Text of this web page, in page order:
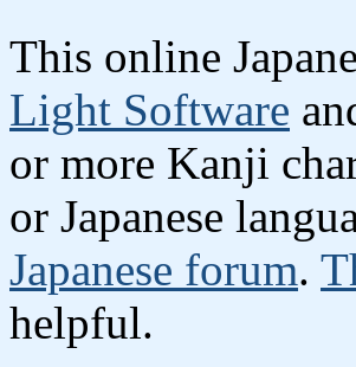
This online
Light Software
or more Kanji
or Japanese
Japanese forum.
helpful.